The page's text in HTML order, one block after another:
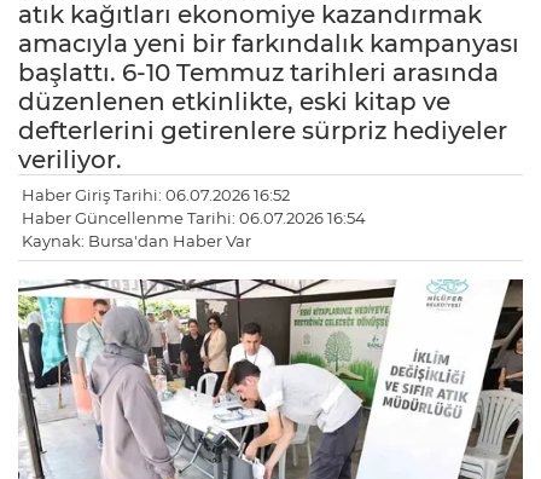
atık kağıtları ekonomiye kazandırmak
amacıyla yeni bir farkındalık kampanyası
başlattı. 6-10 Temmuz tarihleri arasında
düzenlenen etkinlikte, eski kitap ve
defterlerini getirenlere sürpriz hediyeler
veriliyor.
Haber Giriş Tarihi: 06.07.2026 16:52
Haber Güncellenme Tarihi: 06.07.2026 16:54
Kaynak: Bursa'dan Haber Var